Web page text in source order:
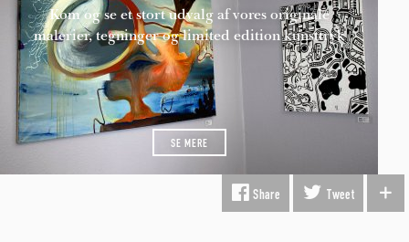
Kom og se et stort udvalg af vores originale
malerier, tegninger og limited edition kunsttryk
SE MERE
Share Tweet